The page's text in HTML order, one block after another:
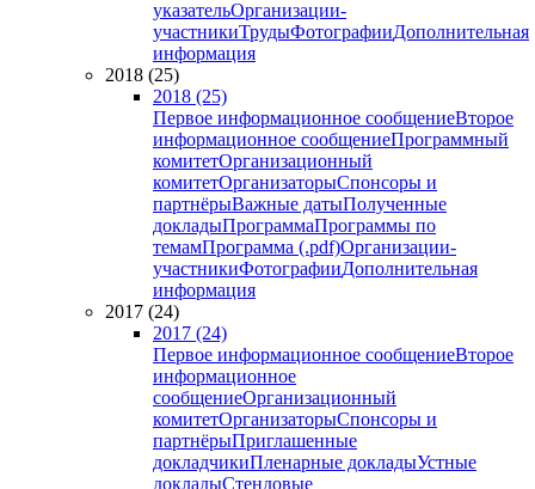
указательОрганизации-
участникиТрудыФотографииДополнительная
информация
2018 (25)
2018 (25)
Первое информационное сообщениеВторое
информационное сообщениеПрограммный
комитетОрганизационный
комитетОрганизаторыСпонсоры и
партнёрыВажные датыПолученные
докладыПрограммаПрограммы по
темамПрограмма (.pdf)Организации-
участникиФотографииДополнительная
информация
2017 (24)
2017 (24)
Первое информационное сообщениеВторое
информационное
сообщениеОрганизационный
комитетОрганизаторыСпонсоры и
партнёрыПриглашенные
докладчикиПленарные докладыУстные
докладыСтендовые